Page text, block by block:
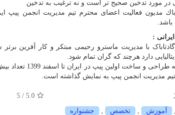
در مورد تدخين صحيح تر است و نه ترغيب به تدخين
مديون فعاليت اعضای محترم تيم مديريت انجمن پيپ
باشد.
:
دارد هرچند که گران تمام شود.
تيم مديريت انجمن پيپ به نمايش گذاشته است.
5.0
/ 5
آموزش تخصص جشنواره